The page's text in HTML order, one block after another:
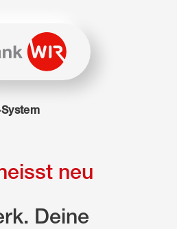
wird JavaScript benötigt.
neu
Deine